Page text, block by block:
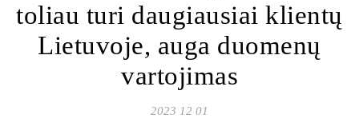
toliau turi daugiausiai klientų
Lietuvoje, auga duomenų
vartojimas
2023 12 01